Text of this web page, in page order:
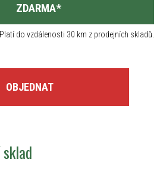
ZDARMA*
do vzdálenosti 30 km z prodejních skladů.
OBJEDNAT